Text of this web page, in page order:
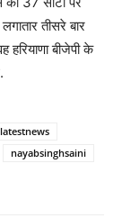
तीसरे बार
बीजेपी के
latestnews
nayabsinghsaini